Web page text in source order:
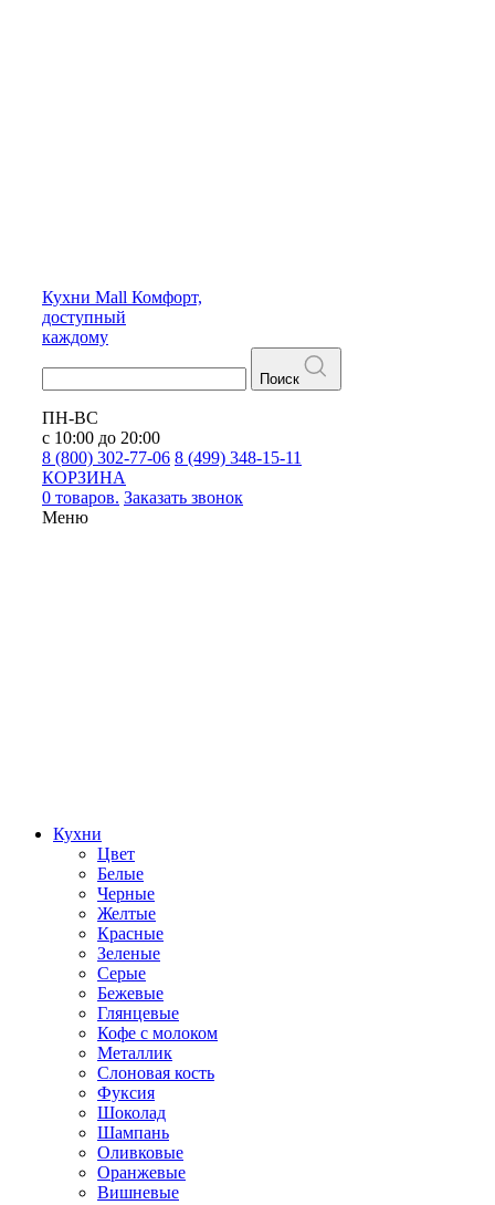
Кухни Mall Комфорт,
доступный
каждому
Поиск
ПН-ВС
с 10:00 до 20:00
8 (800) 302-77-06 8 (499) 348-15-11
КОРЗИНА
0 товаров. Заказать звонок
Меню
Кухни
Цвет
Белые
Черные
Желтые
Красные
Зеленые
Серые
Бежевые
Глянцевые
Кофе с молоком
Металлик
Слоновая кость
Фуксия
Шоколад
Шампань
Оливковые
Оранжевые
Вишневые